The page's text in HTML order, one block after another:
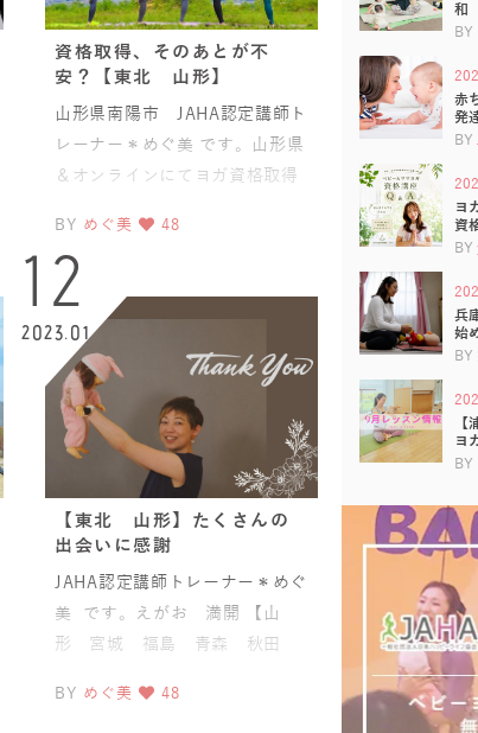
資格取得、そのあとが不
安？【東北 山形】
山形県南陽市 JAHA認定講師ト
レーナー＊めぐ美 です。山形県
＆オンラインにてヨガ資格取得
森 秋田 岩手 新潟
BY めぐ美 48
12
2023.01
【東北 山形】たくさんの
出会いに感謝
JAHA認定講師トレーナー＊めぐ
美 です。えがお 満開 【山
形 宮城 福島 青森 秋田
の
BY めぐ美 48
和
BY
赤
発
BY
ヨ
資
BY
兵
始
BY
ヨ
BY